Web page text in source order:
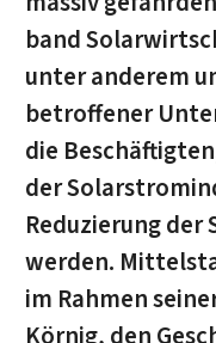
band
unter anderem
betroffener
die
der
Reduzierung
werden.
im Rahmen